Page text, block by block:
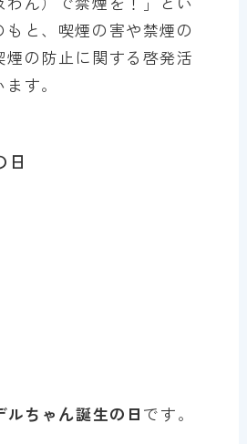
もと、喫煙の害や禁煙の
の防止に関する啓発活
す。
日
ルちゃん誕生の日 です。